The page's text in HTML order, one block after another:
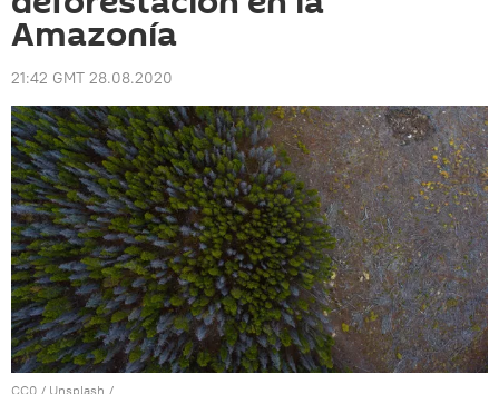
Amazonía
21:42 GMT 28.08.2020
CC0 / Unsplash /